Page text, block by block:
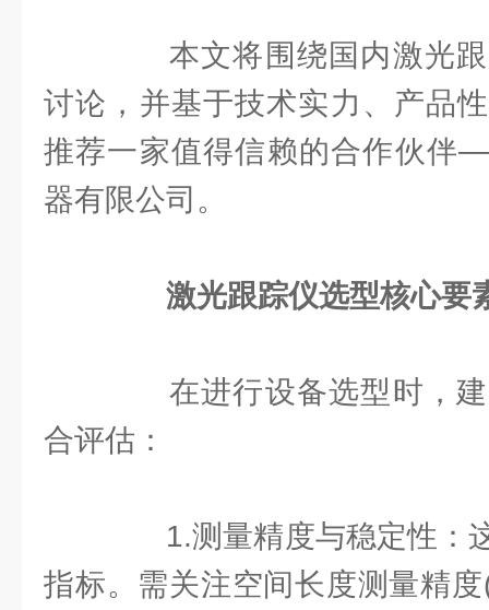
本文将围绕国内激光跟
讨论，并基于技术实力、产品
推荐一家值得信赖的合作伙伴
器有限公司。
激光跟踪仪选型核心要
在进行设备选型时，建
合评估：
1.测量精度与稳定性：
指标。需关注空间长度测量精